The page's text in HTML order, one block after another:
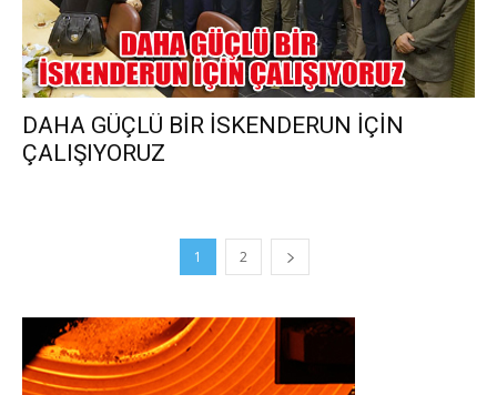
DAHA GÜÇLÜ BİR İSKENDERUN İÇİN
ÇALIŞIYORUZ
1 2